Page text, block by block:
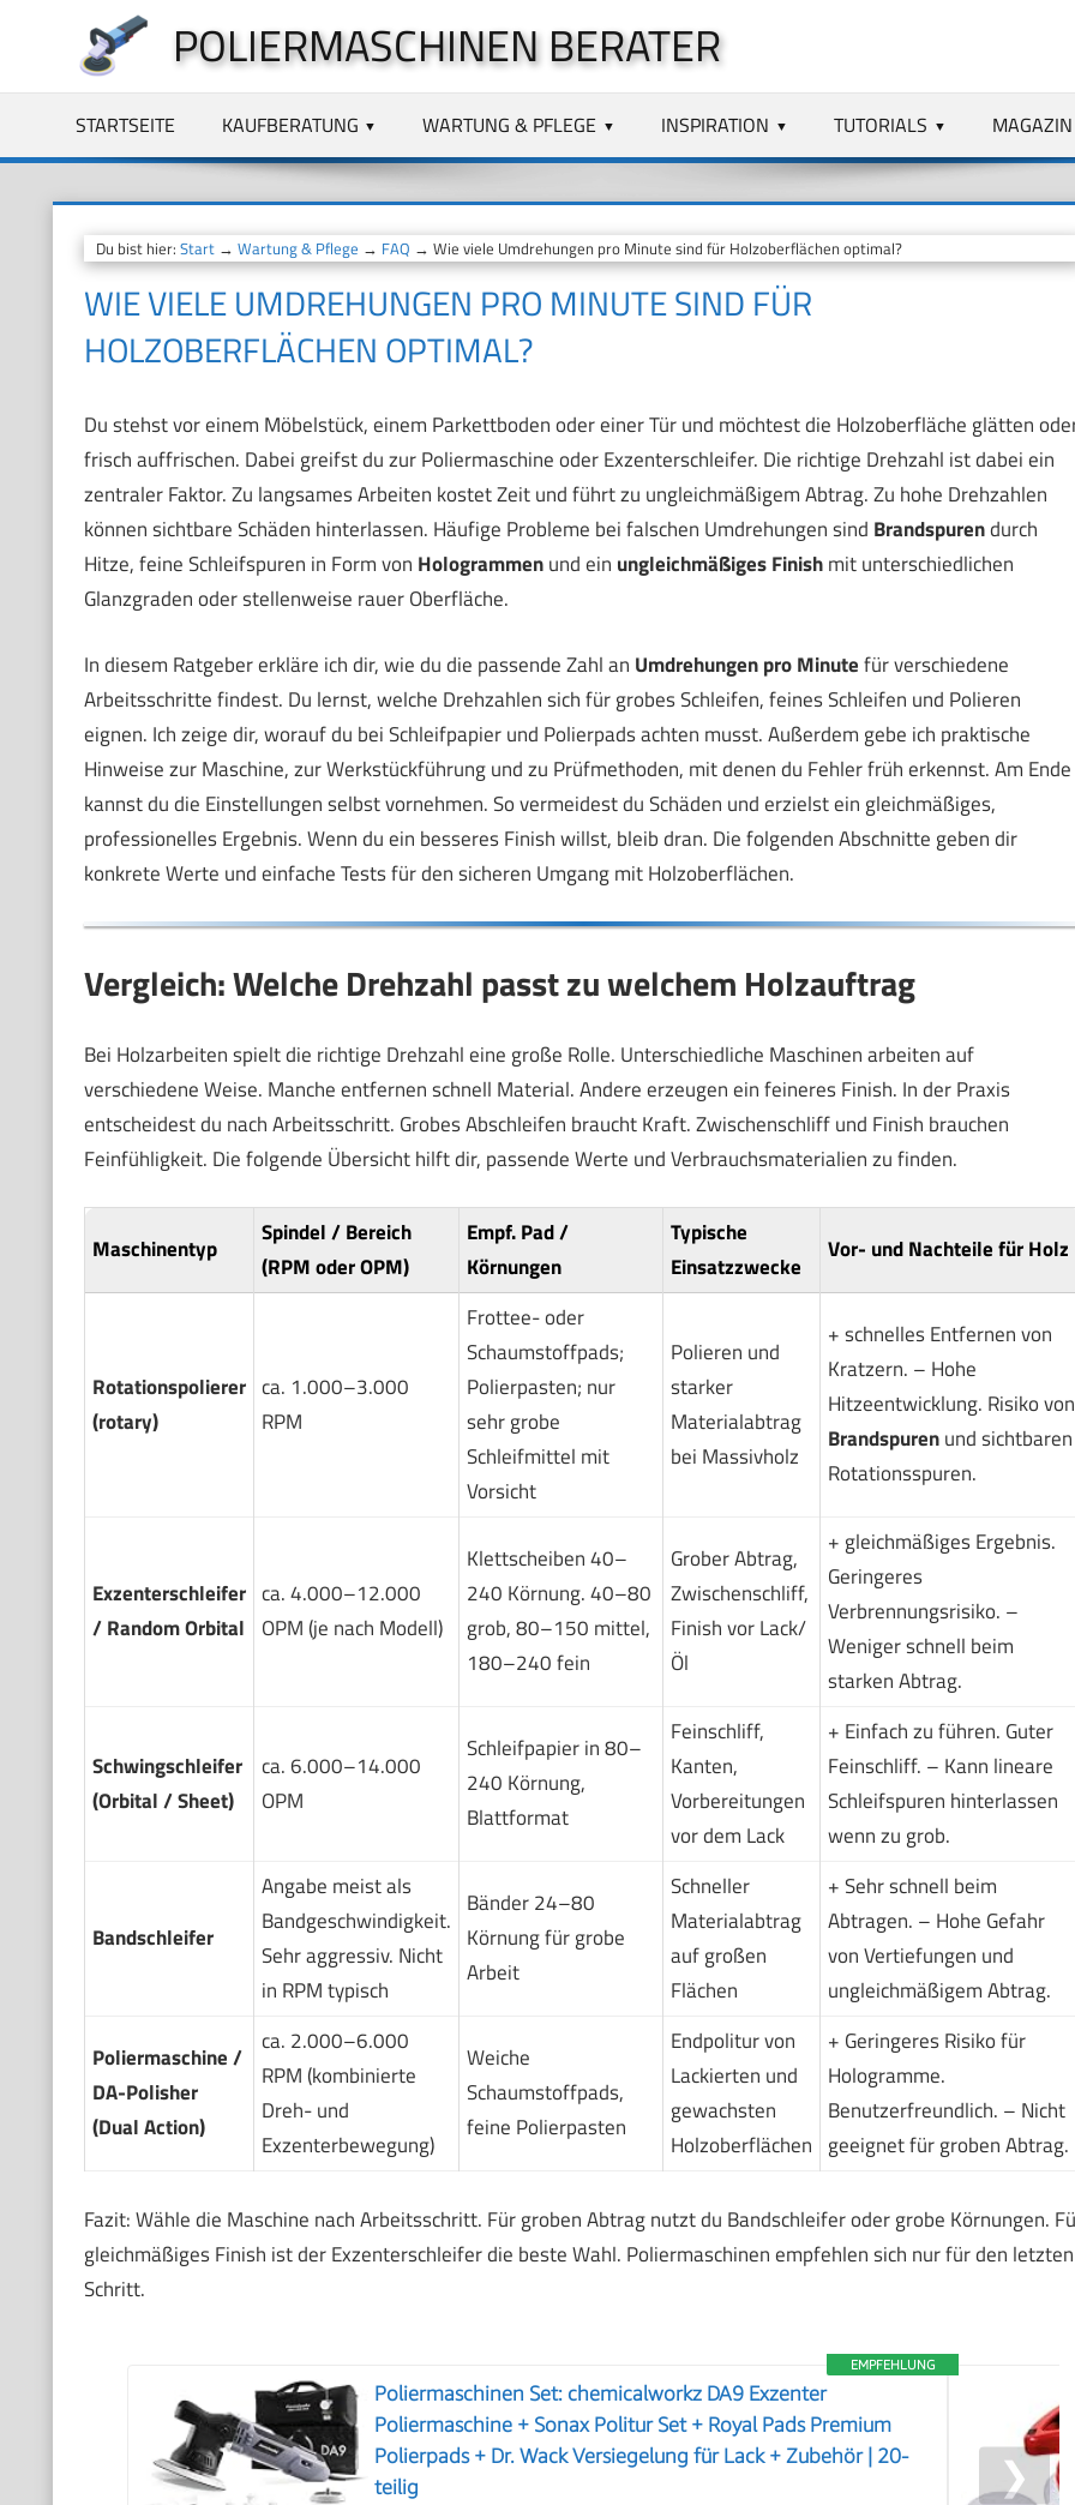
springen
POLIERMASCHINEN BERATER
STARTSEITE KAUFBERATUNG WARTUNG & PFLEGE INSPIRATION TUTORIALS MAGAZIN
Du bist hier: Start→ Wartung & Pflege → FAQ → Wie viele Umdrehungen pro Minute sind für Holzoberflächen optimal?
WIE VIELE UMDREHUNGEN PRO MINUTE SIND FÜR
HOLZOBERFLÄCHEN OPTIMAL?
Du stehst vor einem Möbelstück, einem Parkettboden oder einer Tür und möchtest die Holzoberfläche glätten
frisch auffrischen. Dabei greifst du zur Poliermaschine oder Exzenterschleifer. Die richtige Drehzahl ist dabei ein
zentraler Faktor. Zu langsames Arbeiten kostet Zeit und führt zu ungleichmäßigem Abtrag. Zu hohe Drehzahlen
können sichtbare Schäden hinterlassen. Häufige Probleme bei falschen Umdrehungen sind Brandspurendurch
Hitze, feine Schleifspuren in Form von Hologrammenund ein ungleichmäßiges Finishmit unterschiedlichen
Glanzgraden oder stellenweise rauer Oberfläche.
In diesem Ratgeber erkläre ich dir, wie du die passende Zahl an Umdrehungen pro Minutefür verschiedene
Arbeitsschritte findest. Du lernst, welche Drehzahlen sich für grobes Schleifen, feines Schleifen und Polieren
eignen. Ich zeige dir, worauf du bei Schleifpapier und Polierpads achten musst. Außerdem gebe ich praktische
Hinweise zur Maschine, zur Werkstückführung und zu Prüfmethoden, mit denen du Fehler früh erkennst. Am Ende
kannst du die Einstellungen selbst vornehmen. So vermeidest du Schäden und erzielst ein gleichmäßiges,
professionelles Ergebnis. Wenn du ein besseres Finish willst, bleib dran. Die folgenden Abschnitte geben dir
konkrete Werte und einfache Tests für den sicheren Umgang mit Holzoberflächen.
Vergleich: Welche Drehzahl passt zu welchem Holzauftrag
Bei Holzarbeiten spielt die richtige Drehzahl eine große Rolle. Unterschiedliche Maschinen arbeiten auf
verschiedene Weise. Manche entfernen schnell Material. Andere erzeugen ein feineres Finish. In der Praxis
entscheidest du nach Arbeitsschritt. Grobes Abschleifen braucht Kraft. Zwischenschliff und Finish brauchen
Feinfühligkeit. Die folgende Übersicht hilft dir, passende Werte und Verbrauchsmaterialien zu finden.
Maschinentyp
Spindel / Bereich
(RPM oder OPM)
Empf. Pad /
Körnungen
Typische
Einsatzzwecke
Vor- und Nachteile für Holz
Rotationspolierer
(rotary)
ca. 1.000–3.000
RPM
Frottee- oder
Schaumstoffpads;
Polierpasten; nur
sehr grobe
Schleifmittel mit
Vorsicht
Polieren und
starker
Materialabtrag
bei Massivholz
+ schnelles Entfernen von
Kratzern. – Hohe
Hitzeentwicklung. Risiko von
Brandspurenund sichtbaren
Rotationsspuren.
Exzenterschleifer
/ Random Orbital
ca. 4.000–12.000
OPM (je nach Modell)
Klettscheiben 40–
240 Körnung. 40–80
grob, 80–150 mittel,
180–240 fein
Grober Abtrag,
Zwischenschliff,
Finish vor Lack/
Öl
+ gleichmäßiges Ergebnis.
Geringeres
Verbrennungsrisiko. –
Weniger schnell beim
starken Abtrag.
Schwingschleifer
(Orbital / Sheet)
ca. 6.000–14.000
OPM
Schleifpapier in 80–
240 Körnung,
Blattformat
Feinschliff,
Kanten,
Vorbereitungen
vor dem Lack
+ Einfach zu führen. Guter
Feinschliff. – Kann lineare
Schleifspuren hinterlassen
wenn zu grob.
Bandschleifer
Angabe meist als
Bandgeschwindigkeit.
Sehr aggressiv. Nicht
in RPM typisch
Bänder 24–80
Körnung für grobe
Arbeit
Schneller
Materialabtrag
auf großen
Flächen
+ Sehr schnell beim
Abtragen. – Hohe Gefahr
von Vertiefungen und
ungleichmäßigem Abtrag.
Poliermaschine /
DA-Polisher
(Dual Action)
ca. 2.000–6.000
RPM (kombinierte
Dreh- und
Exzenterbewegung)
Weiche
Schaumstoffpads,
feine Polierpasten
Endpolitur von
Lackierten und
gewachsten
Holzoberflächen
+ Geringeres Risiko für
Hologramme.
Benutzerfreundlich. – Nicht
geeignet für groben Abtrag.
Fazit: Wähle die Maschine nach Arbeitsschritt. Für groben Abtrag nutzt du Bandschleifer oder grobe Körnungen.
gleichmäßiges Finish ist der Exzenterschleifer die beste Wahl. Poliermaschinen empfehlen sich nur für den letzten
Schritt.
EMPFEHLUNG
Poliermaschinen Set: chemicalworkz DA9 Exzenter
Poliermaschine + Sonax Politur Set + Royal Pads Premium
Polierpads + Dr. Wack Versiegelung für Lack + Zubehör | 20-
teilig
❯